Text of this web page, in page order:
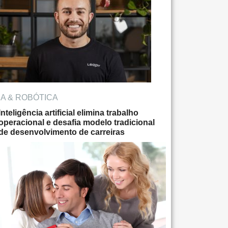
& ROBÓTICA
artificial elimina trabalho
e desafia modelo tradicional
desenvolvimento de carreiras